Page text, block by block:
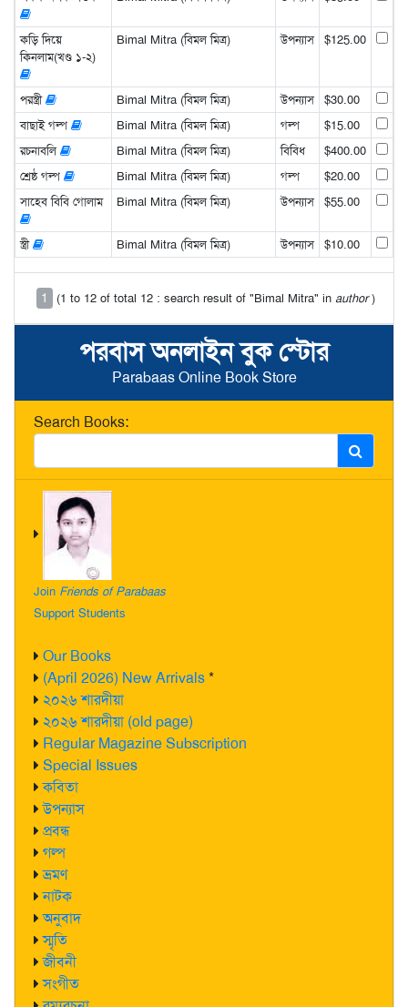
পরবাস অনলাইন বুক স্টোর
Parabaas Online Book Store
Search Books:
Join Friends of Parabaas
Support Students
Our Books
(April 2026) New Arrivals*
২০২৬ শারদীয়া
২০২৬ শারদীয়া (old page)
Regular Magazine Subscription
Special Issues
কবিতা
উপন্যাস
প্রবন্ধ
গল্প
ভ্রমণ
নাটক
অনুবাদ
স্মৃতি
জীবনী
সংগীত
কড়ি দিয়ে
কিনলাম(খণ্ড ১-২)
Bimal Mitra (বিমল মিত্র) উপন্যাস $125.00
পরস্ত্রী Bimal Mitra (বিমল মিত্র) উপন্যাস
$30.00
বাছাই গল্প
Bimal Mitra (বিমল মিত্র) গল্প
$15.00
রচনাবলি
Bimal Mitra (বিমল মিত্র) বিবিধ
$400.00
শ্রেষ্ঠ গল্প
Bimal Mitra (বিমল মিত্র) গল্প
$20.00
সাহেব বিবি গোলাম
Bimal Mitra (বিমল মিত্র) উপন্যাস $55.00
স্ত্রী Bimal Mitra (বিমল মিত্র) উপন্যাস $10.00
1 (1 to 12 of total 12 : search result of "Bimal Mitra" in author)